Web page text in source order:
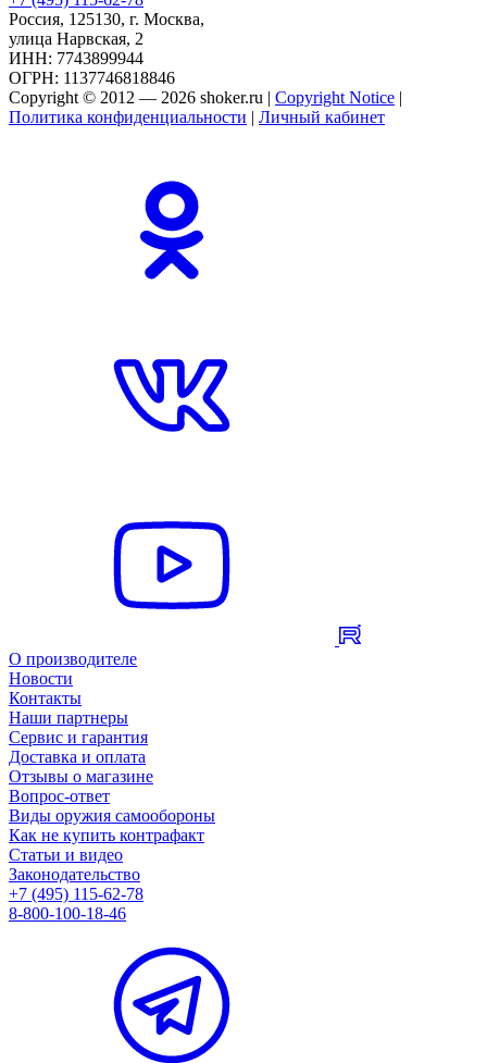
Россия, 125130, г. Москва,
улица Нарвская, 2
ИНН: 7743899944
ОГРН: 1137746818846
Copyright © 2012 — 2026 shoker.ru | Copyright Notice |
Политика конфиденциальности | Личный кабинет
О производителе
Новости
Контакты
Наши партнеры
Сервис и гарантия
Доставка и оплата
Отзывы о магазине
Вопрос-ответ
Виды оружия самообороны
Как не купить контрафакт
Статьи и видео
Законодательство
+7 (495) 115-62-78
8-800-100-18-46